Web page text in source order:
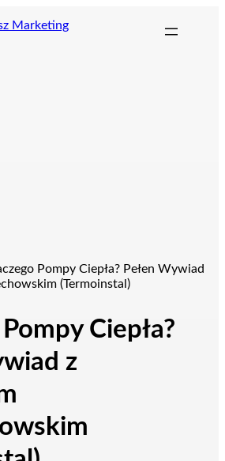
Pompy Ciepła? Pełen Wywiad
(Termoinstal)
Ciepła?
z